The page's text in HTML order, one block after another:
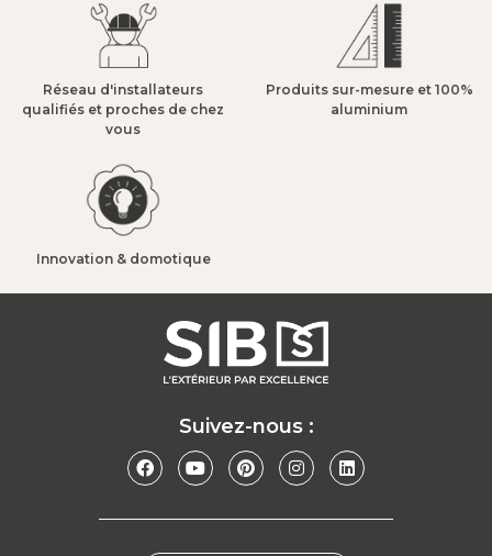
Réseau d'installateurs
qualifiés et proches de chez
vous​
Produits sur-mesure et 100%
aluminium​
Innovation & domotique​
Suivez-nous :